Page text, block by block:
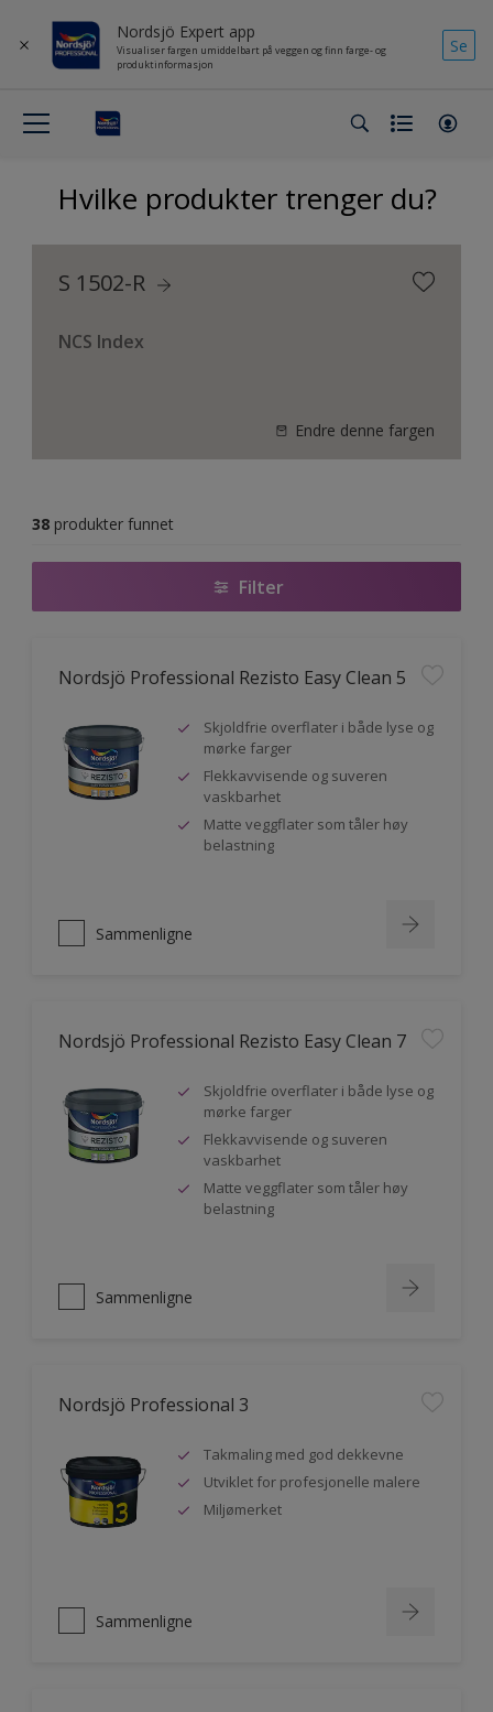
Nordsjö Expert app
Visualiser fargen umiddelbart på veggen og finn farge- og
produktinformasjon
Se
Hvilke produkter trenger du?
S 1502-R
NCS Index
Endre denne fargen
38 produkter funnet
Filter
Nordsjö Professional Rezisto Easy Clean 5
Skjoldfrie overflater i både lyse og
mørke farger
Flekkavvisende og suveren
vaskbarhet
Matte veggflater som tåler høy
belastning
Sammenligne
Nordsjö Professional Rezisto Easy Clean 7
Skjoldfrie overflater i både lyse og
mørke farger
Flekkavvisende og suveren
vaskbarhet
Matte veggflater som tåler høy
belastning
Sammenligne
Nordsjö Professional 3
Takmaling med god dekkevne
Utviklet for profesjonelle malere
Miljømerket
Sammenligne